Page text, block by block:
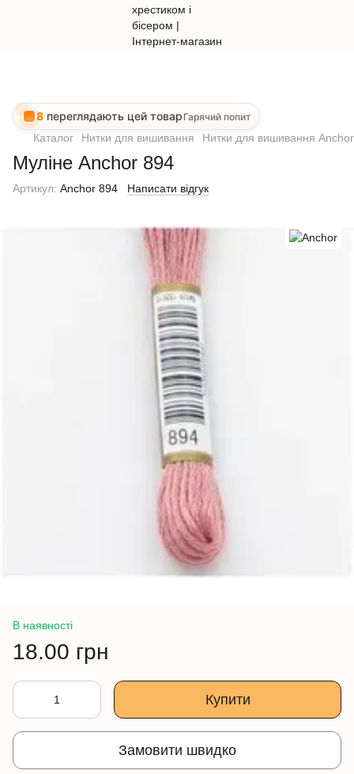
8 переглядають цей товар Гарячий попит
Каталог Нитки для вишивання Нитки для вишивання Anchor
Муліне Anchor 894
Артикул: Anchor 894 Написати відгук
В наявності
18.00 грн
Купити
Замовити швидко